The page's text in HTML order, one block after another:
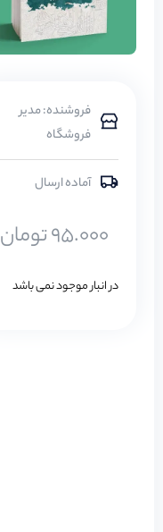
فروشنده: مدیر
فروشگاه
آماده ارسال
95.000تومان
در انبار موجود نمی باشد